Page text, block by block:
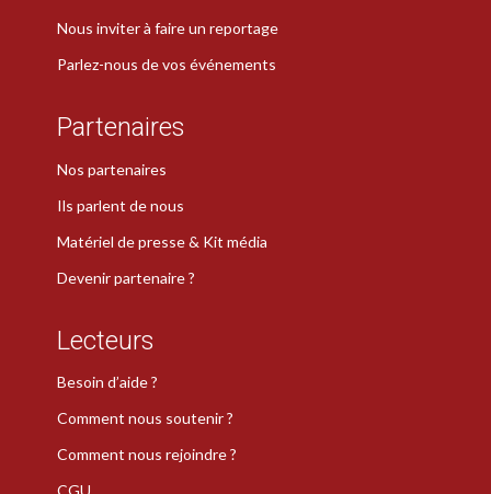
Nous inviter à faire un reportage
Parlez-nous de vos événements
Partenaires
Nos partenaires
Ils parlent de nous
Matériel de presse & Kit média
Devenir partenaire ?
Lecteurs
Besoin d’aide ?
Comment nous soutenir ?
Comment nous rejoindre ?